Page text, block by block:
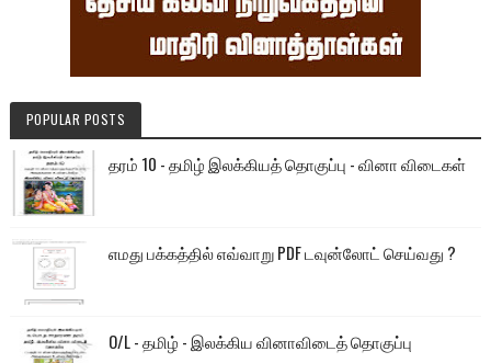
POPULAR POSTS
தரம் 10 - தமிழ் இலக்கியத் தொகுப்பு - வினா விடைகள்
எமது பக்கத்தில் எவ்வாறு PDF டவுன்லோட் செய்வது ?
O/L - தமிழ் - இலக்கிய வினாவிடைத் தொகுப்பு